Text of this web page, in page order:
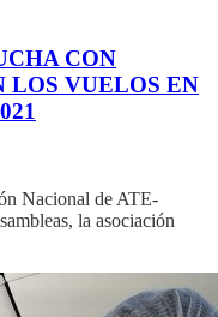
CON
LOS VUELOS EN
Nacional de ATE-
la asociación